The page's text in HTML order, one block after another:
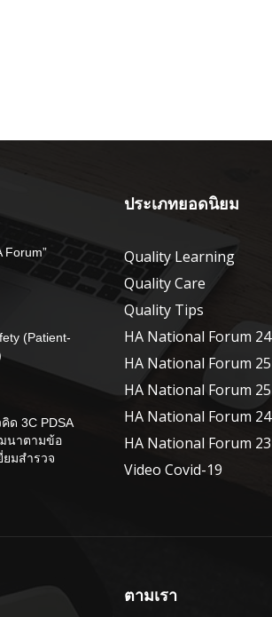
Forum”
(Patient-
ด 3C PDSA
นาตามข้อ
ยมสำรวจ
ประเภทยอดนิยม
Quality Learning
Quality Care
Quality Tips
HA National Forum 24
HA National Forum 25
HA National Forum 25
HA National Forum 24
HA National Forum 23
Video Covid-19
ตามเรา